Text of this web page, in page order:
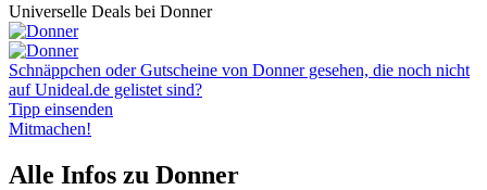
Universelle Deals bei Donner
Schnäppchen oder Gutscheine von Donner gesehen, die noch nicht
auf Unideal.de gelistet sind?
Tipp einsenden
Mitmachen!
Alle Infos zu Donner